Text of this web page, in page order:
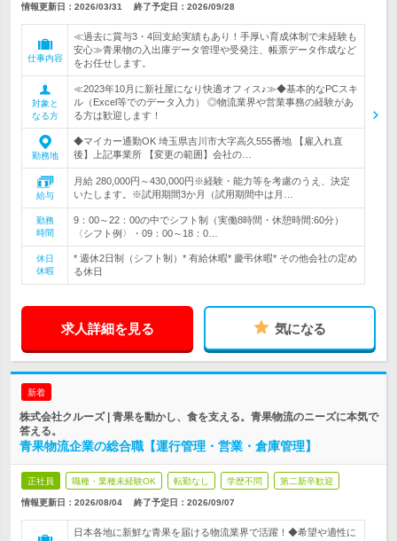
情報更新日：2026/03/31 終了予定日： 2026/09/28
仕事内容
≪過去に賞与3・4回支給実績もあり！手厚い育成体制で未経験も
安心≫青果物の入出庫データ管理や受発注、帳票データ作成など
をお任せします。
対象と
なる方
≪2023年10月に新社屋になり快適オフィス♪≫◆基本的なPCスキ
ル（Excel等でのデータ入力） ◎物流業界や営業事務の経験があ
る方は歓迎します！
勤務地
◆マイカー通勤OK 埼玉県吉川市大字高久555番地 【雇入れ直
後】上記事業所 【変更の範囲】会社の…
給与
月給 280,000円～430,000円※経験・能力等を考慮のうえ、決定
いたします。※試用期間3か月（試用期間中は月…
勤務
時間
9：00～22：00の中でシフト制（実働8時間・休憩時間:60分）
〈シフト例〉・09：00～18：0…
休日
休暇
* 週休2日制（シフト制）* 有給休暇* 慶弔休暇* その他会社の定め
る休日
求人詳細を見る 気になる
新着
株式会社クルーズ | 青果を動かし、食を支える。青果物流のニーズに本気で
答える。
青果物流企業の総合職【運行管理・営業・倉庫管理】
正社員 職種・業種未経験OK 転勤なし 学歴不問 第二新卒歓迎
情報更新日：2026/08/04 終了予定日： 2026/09/07
日本各地に新鮮な青果を届ける物流業界で活躍！◆希望や適性に